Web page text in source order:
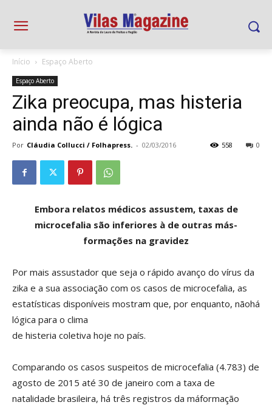
Início Espaço Aberto
Espaço Aberto
Zika preocupa, mas histeria
ainda não é lógica
Por Cláudia Collucci / Folhapress. - 02/03/2016 0
558
Embora relatos médicos assustem, taxas de
microcefalia são inferiores à de outras más-
formações na gravidez
Por mais assustador que seja o rápido avanço do vírus da
zika e a sua associação com os casos de microcefalia, as
estatísticas disponíveis mostram que, por enquanto, nãohá
lógica para o clima
de histeria coletiva hoje no país.
Comparando os casos suspeitos de microcefalia (4.783) de
agosto de 2015 até 30 de janeiro com a taxa de
natalidade brasileira, há três registros da máformação